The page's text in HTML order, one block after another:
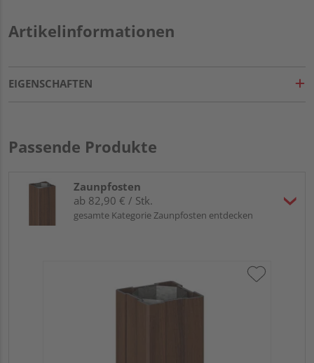
Artikelinformationen
EIGENSCHAFTEN
Passende Produkte
Zaunpfosten
ab 82,90 € / Stk.
gesamte Kategorie Zaunpfosten entdecken